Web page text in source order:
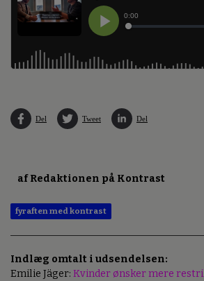
Del Tweet Del
af Redaktionen på Kontrast
fyraften med kontrast
Indlæg omtalt i udsendelsen:
Emilie Jäger: Kvinder ønsker mere